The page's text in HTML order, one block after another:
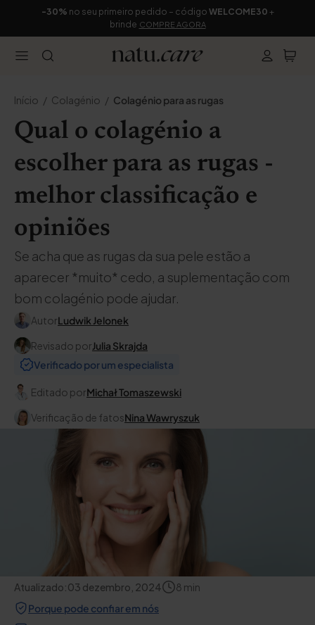
-30% no seu primeiro pedido – código WELCOME30 +
brinde COMPRE AGORA
Início Colagénio Colagénio para as rugas
Qual o colagénio a
escolher para as rugas -
melhor classificação e
opiniões
Se acha que as rugas da sua pele estão a
aparecer *muito* cedo, a suplementação com
bom colagénio pode ajudar.
AutorLudwik Jelonek
Revisado porJulia Skrajda
Verificado por um especialista
Editado porMichał Tomaszewski
Verificação de fatosNina Wawryszuk
Atualizado:03 dezembro, 2024 8 min
Porque pode confiar em nós